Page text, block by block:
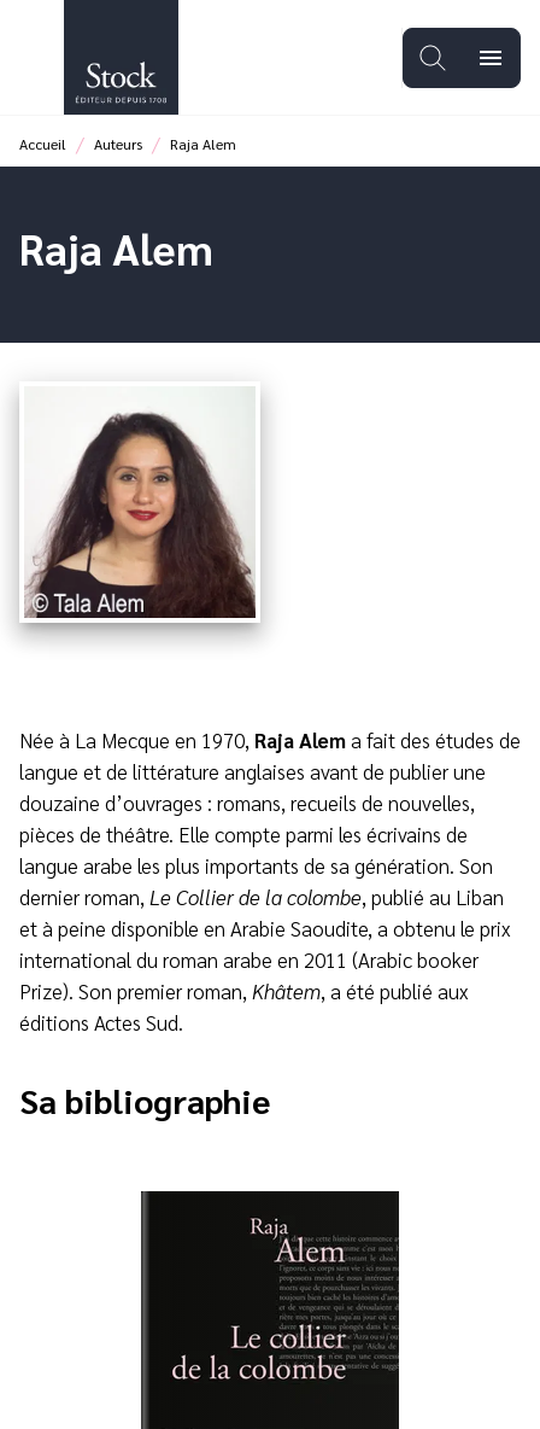
PIED DE PAGE
menu
Accueil / Auteurs / Raja Alem
Raja Alem
Née à La Mecque en 1970, Raja Alema fait des études de
langue et de littérature anglaises avant de publier une
douzaine d’ouvrages : romans, recueils de nouvelles,
pièces de théâtre. Elle compte parmi les écrivains de
langue arabe les plus importants de sa génération. Son
dernier roman, Le Collier de la colombe, publié au Liban
et à peine disponible en Arabie Saoudite, a obtenu le prix
international du roman arabe en 2011 (Arabic booker
Prize). Son premier roman, Khâtem, a été publié aux
éditions Actes Sud.
Sa bibliographie